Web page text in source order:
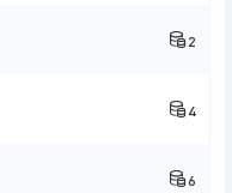
2
4
6